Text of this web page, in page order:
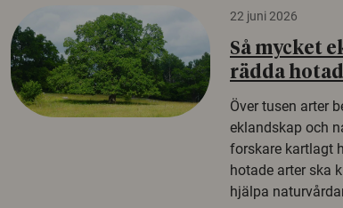
22 juni 2026
Så mycket
rädda
Över tusen arter
eklandskap och
forskare kartlagt
hotade arter ska
hjälpa